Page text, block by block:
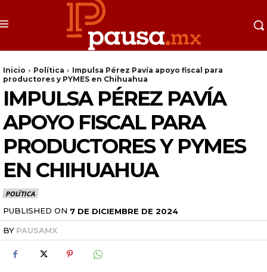
Inicio Política
Impulsa Pérez Pavía apoyo fiscal para
productores y PYMES en Chihuahua
IMPULSA PÉREZ PAVÍA
APOYO FISCAL PARA
PRODUCTORES Y PYMES
EN CHIHUAHUA
POLÍTICA
PUBLISHED ON 7 DE DICIEMBRE DE 2024
BY PAUSAMX